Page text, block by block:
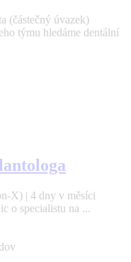
(částečný úvazek)
týmu hledáme dentální
X) | 4 dny v měsíci
o specialistu na ...